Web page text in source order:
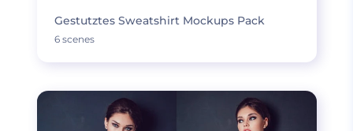
Gestutztes Sweatshirt Mockups Pack
6 scenes